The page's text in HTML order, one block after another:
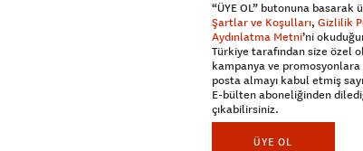
“ÜYE OL” butonuna basarak
Şartlar ve Koşulları, Gizlilik
Aydınlatma Metni’ni
Türkiye tarafından size özel
kampanya ve
posta almayı kabul etmiş
E-bülten aboneliğinden
çıkabilirsiniz.
ÜYE OL